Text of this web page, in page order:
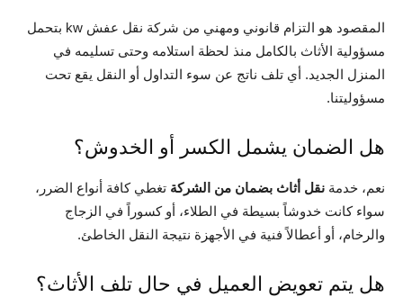
المقصود هو التزام قانوني ومهني من شركة نقل عفش kw بتحمل
مسؤولية الأثاث بالكامل منذ لحظة استلامه وحتى تسليمه في
المنزل الجديد. أي تلف ناتج عن سوء التداول أو النقل يقع تحت
مسؤوليتنا.
هل الضمان يشمل الكسر أو الخدوش؟
نعم، خدمة نقل أثاث بضمان من الشركة تغطي كافة أنواع الضرر،
سواء كانت خدوشاً بسيطة في الطلاء، أو كسوراً في الزجاج
والرخام، أو أعطالاً فنية في الأجهزة نتيجة النقل الخاطئ.
هل يتم تعويض العميل في حال تلف الأثاث؟